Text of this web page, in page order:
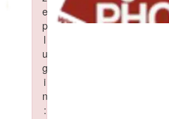
e
p
l
u
g
i
n
: